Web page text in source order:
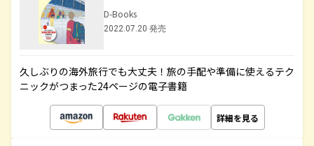
D-Books
2022.07.20 発売
久しぶりの海外旅行でも大丈夫！旅の手配や準備に使えるテク
ニックがつまった24ページの電子書籍
詳細を見る